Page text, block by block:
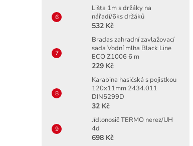
Lišta 1m s držáky na
nářadí/6ks držáků
532 Kč
Bradas zahradní zavlažovací
sada Vodní mlha Black Line
ECO Z1006 6 m
229 Kč
Karabina hasičská s pojistkou
120x11mm 2434.011
DIN5299D
32 Kč
Jídlonosič TERMO nerez/UH
4d
698 Kč